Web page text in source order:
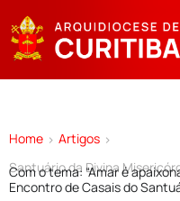
Home > Artigos >
Santuário da Divina
Com o tema: “Amar é
Encontro de Casais do